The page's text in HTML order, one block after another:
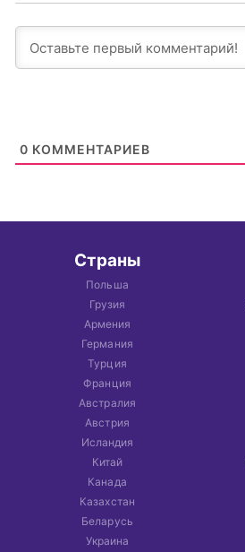
0 КОММЕНТАРИЕВ
Страны
Польша
Грузия
Армения
Германия
Турция
Франция
Австралия
Австрия
Исландия
Китай
Канада
Казахстан
Беларусь
Украина